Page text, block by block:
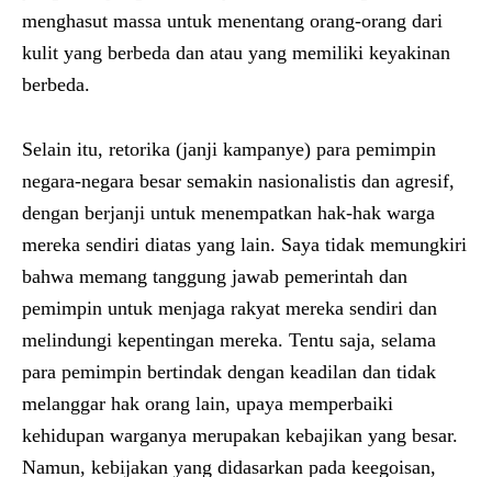
menghasut massa untuk menentang orang-orang dari
kulit yang berbeda dan atau yang memiliki keyakinan
berbeda.
Selain itu, retorika (janji kampanye) para pemimpin
negara-negara besar semakin nasionalistis dan agresif,
dengan berjanji untuk menempatkan hak-hak warga
mereka sendiri diatas yang lain. Saya tidak memungkiri
bahwa memang tanggung jawab pemerintah dan
pemimpin untuk menjaga rakyat mereka sendiri dan
melindungi kepentingan mereka. Tentu saja, selama
para pemimpin bertindak dengan keadilan dan tidak
melanggar hak orang lain, upaya memperbaiki
kehidupan warganya merupakan kebajikan yang besar.
Namun, kebijakan yang didasarkan pada keegoisan,